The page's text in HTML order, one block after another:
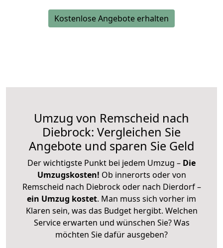
Kostenlose Angebote erhalten
Umzug von Remscheid nach
Diebrock: Vergleichen Sie
Angebote und sparen Sie Geld
Der wichtigste Punkt bei jedem Umzug – Die
Umzugskosten! Ob innerorts oder von
Remscheid nach Diebrock oder nach Dierdorf –
ein Umzug kostet. Man muss sich vorher im
Klaren sein, was das Budget hergibt. Welchen
Service erwarten und wünschen Sie? Was
möchten Sie dafür ausgeben?